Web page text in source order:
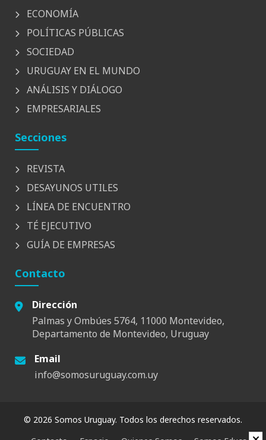
ECONOMÍA
POLÍTICAS PÚBLICAS
SOCIEDAD
URUGUAY EN EL MUNDO
ANÁLISIS Y DIÁLOGO
EMPRESARIALES
Secciones
REVISTA
DESAYUNOS UTILES
LÍNEA DE ENCUENTRO
TÉ EJECUTIVO
GUÍA DE EMPRESAS
Contacto
Dirección
Palmas y Ombúes 5764, 11000 Montevideo,
Departamento de Montevideo, Uruguay
Email
info@somosuruguay.com.uy
© 2026 Somos Uruguay. Todos los derechos reservados.